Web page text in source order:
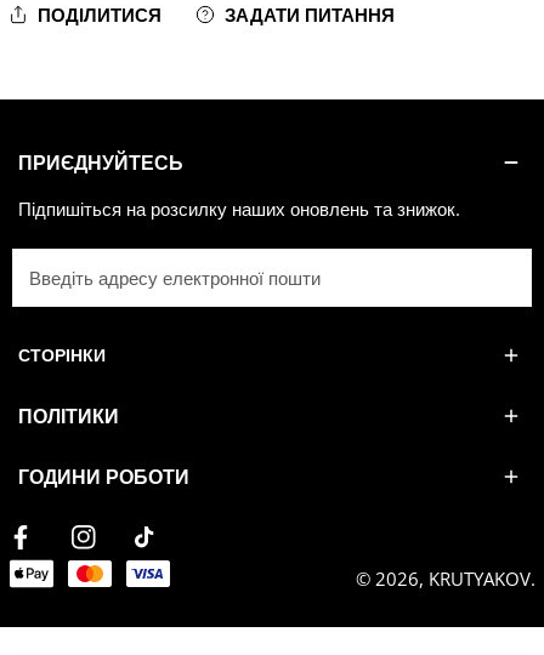
ПОДІЛИТИСЯ ЗАДАТИ ПИТАННЯ
ПРИЄДНУЙТЕСЬ
Підпишіться на розсилку наших оновлень та знижок.
пошта
СТОРІНКИ
ПОЛІТИКИ
ГОДИНИ РОБОТИ
FacebookInstagramTiktok
© 2026, KRUTYAKOV.
Payment